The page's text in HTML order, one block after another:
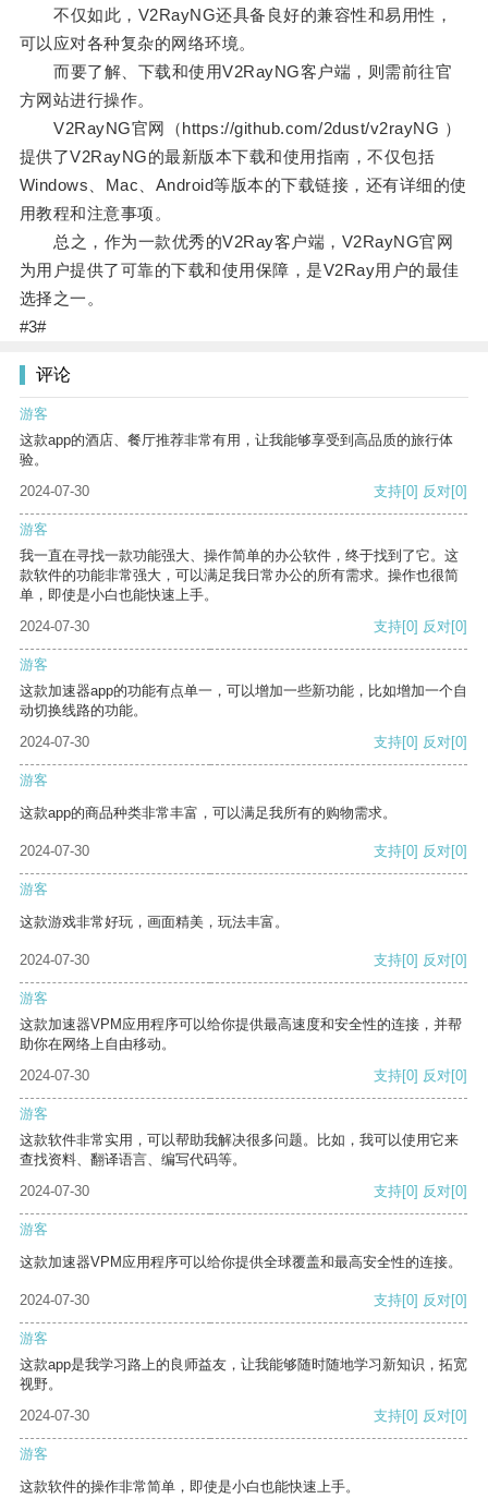
不仅如此，V2RayNG还具备良好的兼容性和易用性，
可以应对各种复杂的网络环境。
而要了解、下载和使用V2RayNG客户端，则需前往官
方网站进行操作。
V2RayNG官网（https://github.com/2dust/v2rayNG ）
提供了V2RayNG的最新版本下载和使用指南，不仅包括
Windows、Mac、Android等版本的下载链接，还有详细的使
用教程和注意事项。
总之，作为一款优秀的V2Ray客户端，V2RayNG官网
为用户提供了可靠的下载和使用保障，是V2Ray用户的最佳
选择之一。
#3#
评论
游客
这款app的酒店、餐厅推荐非常有用，让我能够享受到高品质的旅行体
验。
2024-07-30
支持[0] 反对[0]
游客
我一直在寻找一款功能强大、操作简单的办公软件，终于找到了它。这
款软件的功能非常强大，可以满足我日常办公的所有需求。操作也很简
单，即使是小白也能快速上手。
2024-07-30
支持[0] 反对[0]
游客
这款加速器app的功能有点单一，可以增加一些新功能，比如增加一个自
动切换线路的功能。
2024-07-30
支持[0] 反对[0]
游客
这款app的商品种类非常丰富，可以满足我所有的购物需求。
2024-07-30 支持[0] 反对[0]
游客
这款游戏非常好玩，画面精美，玩法丰富。
2024-07-30 支持[0] 反对[0]
游客
这款加速器VPM应用程序可以给你提供最高速度和安全性的连接，并帮
助你在网络上自由移动。
2024-07-30
支持[0] 反对[0]
游客
这款软件非常实用，可以帮助我解决很多问题。比如，我可以使用它来
查找资料、翻译语言、编写代码等。
2024-07-30
支持[0] 反对[0]
游客
这款加速器VPM应用程序可以给你提供全球覆盖和最高安全性的连接。
2024-07-30 支持[0] 反对[0]
游客
这款app是我学习路上的良师益友，让我能够随时随地学习新知识，拓宽
视野。
2024-07-30
支持[0] 反对[0]
游客
这款软件的操作非常简单，即使是小白也能快速上手。